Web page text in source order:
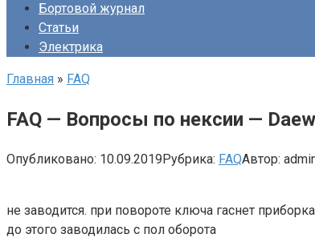
Бортовой журнал
Статьи
Электрика
Главная » FAQ
FAQ — Вопросы по нексии —
Опубликовано: 10.09.2019Рубрика: FAQАвтор:
не заводится. при повороте ключа гаснет
до этого заводилась с пол оборота